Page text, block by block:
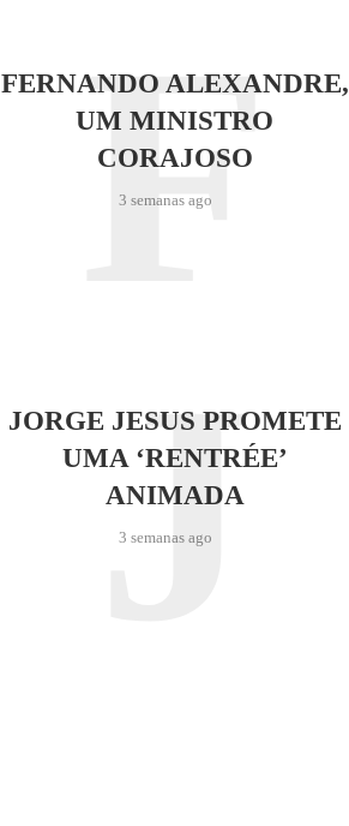
FERNANDO ALEXANDRE,
UM MINISTRO
CORAJOSO
3 semanas ago
F
JORGE JESUS PROMETE
UMA ‘RENTRÉE’
ANIMADA
3 semanas ago
J